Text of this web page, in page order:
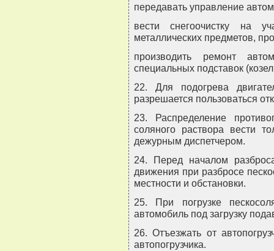
передавать управление
вести снегоочистку на
металлических предметов,
производить ремонт
специальных подставок
22. Для подогрева
разрешается пользоваться
23. Распределение
соляного раствора вести
дежурным диспетчером.
24. Перед началом
движения при разбросе
местности и обстановки.
25. При погрузке
автомобиль под загрузку
26. Отъезжать от
автопогрузчика.